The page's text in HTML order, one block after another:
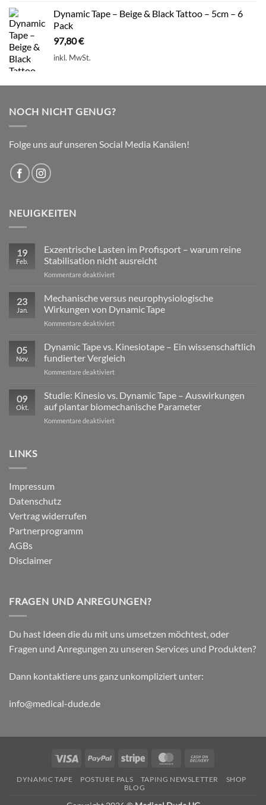
Dynamic Tape – Beige & Black Tattoo – 5cm – 6
Pack
97,80€
inkl. MwSt.
NOCH NICHT GENUG?
Folge uns auf unseren Social Media Kanälen!
NEUIGKEITEN
19
Feb.
Exzentrische Lasten im Profisport – warum reine
Stabilisation nicht ausreicht
Kommentare deaktiviertfür
im
Profisport
–
reine
Stabilisation
ausreicht
23
Jan.
Mechanische versus neurophysiologische
Wirkungen von Dynamic Tape
Kommentare deaktiviertfür
versus
neurophysiologische
Wirkungen
von
05
Nov.
Dynamic Tape vs. Kinesiotape – Ein wissenschaftlich
fundierter Vergleich
Kommentare deaktiviertfür
Tape
vs.
Kinesiotape
–
09
Okt.
Studie: Kinesio vs. Dynamic Tape – Auswirkungen
auf plantar biomechanische Parameter
Kommentare deaktiviertfür
LINKS
Impressum
Datenschutz
Vertrag widerrufen
Partnerprogramm
AGBs
Disclaimer
FRAGEN UND ANREGUNGEN?
Du hast Ideen die du mit uns umsetzen möchtest, oder
Fragen und Anregungen zu unseren Services und Produkten?
Dann kontaktiere uns ganz unkompliziert unter:
info@medical-dude.de
Visa PayPal Stripe MasterCard
Delivery
DYNAMIC TAPE POSTURE PALS TAPING NEWSLETTER
SHOP
BLOG